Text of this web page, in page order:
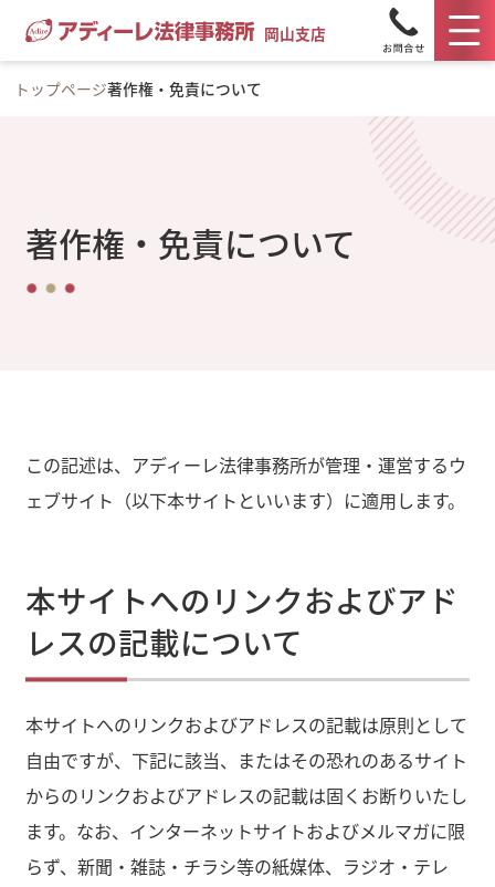
岡山支店
トップページ著作権・免責について
著作権・免責について
この記述は、アディーレ法律事務所が管理・運営するウ
ェブサイト（以下本サイトといいます）に適用します。
本サイトへのリンクおよびアド
レスの記載について
本サイトへのリンクおよびアドレスの記載は原則として
自由ですが、下記に該当、またはその恐れのあるサイト
からのリンクおよびアドレスの記載は固くお断りいたし
ます。なお、インターネットサイトおよびメルマガに限
らず、新聞・雑誌・チラシ等の紙媒体、ラジオ・テレ